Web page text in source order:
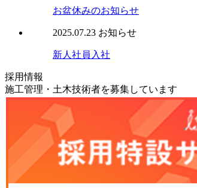
お盆休みのお知らせ
2025.07.23 お知らせ
新人社員入社
採用情報
施工管理・土木技術者を募集しています